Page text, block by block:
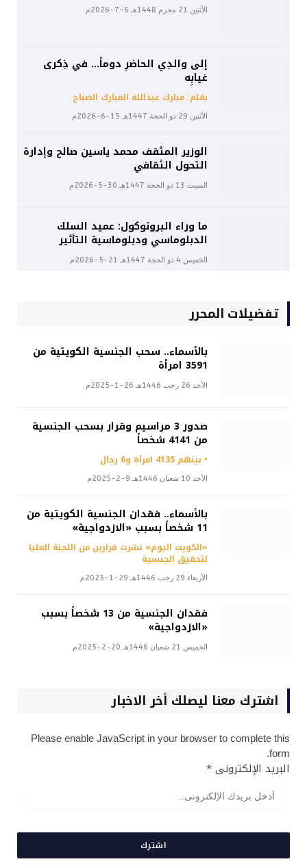
الأثنين 21 محرم 1448هـ 6-7-2026م
إلى والدِي الحاضرِ دوماً… في ذِكرى
غيابِه
بقلم: مبارك عبدالله المبارك الصباح
الأثنين 29 ذو الحجة 1447هـ 15-6-2026م
الوزير المثقف محمد ياسين صالح وإدارة
التحول الثقافي
السبت 13 ذو الحجة 1447هـ 30-5-2026م
ما وراء البروتوكول: عميد السلك
الدبلوماسي ودبلوماسية التأثير
الخميس 4 ذو الحجة 1447هـ 21-5-2026م
تفضيلات المحرر
بالأسماء.. سحب الجنسية الكويتية من
3591 امرأة
الأحد 26 رجب 1446هـ 26-1-2025م
صدور 3 مراسيم وقرار بسحب الجنسية
من 4141 شخصاً
• بينهم 4135 امرأة و6 رجال
الأحد 10 شعبان 1446هـ 9-2-2025م
بالأسماء.. فقدان الجنسية الكويتية من
11 شخصاً بسبب «الازدواجية»
«الكويت اليوم» نشرت قرارين من اللجنة العليا
لتحقيق الجنسية
الأربعاء 29 رجب 1446هـ 29-1-2025م
فقدان الجنسية من 13 شخصاً بسبب
«الازدواجية»
الخميس 21 شعبان 1446هـ 20-2-2025م
اشترك معنا ليصلك أخر الاخبار
Please enable JavaScript in your browser to complete this
form.
البريد الإلكترونى*
اشترك